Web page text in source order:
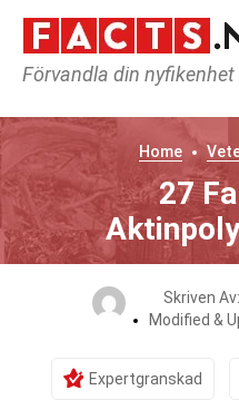
Förvandla din
Home
27
Skriven Av:
Modified &
Expertgranskad